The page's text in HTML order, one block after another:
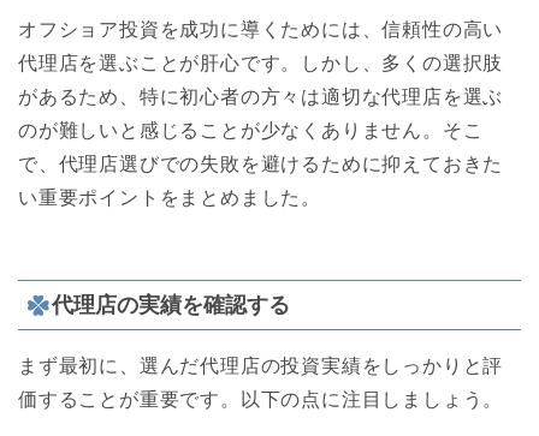
オフショア投資を成功に導くためには、信頼性の高い
代理店を選ぶことが肝心です。しかし、多くの選択肢
があるため、特に初心者の方々は適切な代理店を選ぶ
のが難しいと感じることが少なくありません。そこ
で、代理店選びでの失敗を避けるために抑えておきた
い重要ポイントをまとめました。
代理店の実績を確認する
まず最初に、選んだ代理店の投資実績をしっかりと評
価することが重要です。以下の点に注目しましょう。